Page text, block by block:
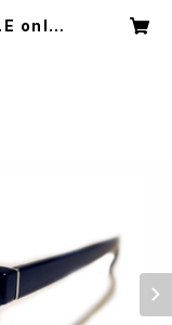
onlin